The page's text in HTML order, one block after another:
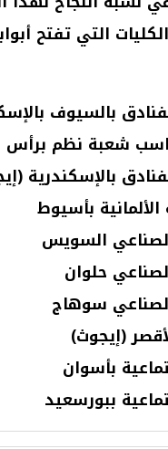
التي تفتح
بالسيوف
شعبة نظم برأس
بالإسكندرية
بأسيوط
الصناعي السويس
حلوان
الصناعي سوهاج
(إيجوث)
بأسوان
ببورسعيد